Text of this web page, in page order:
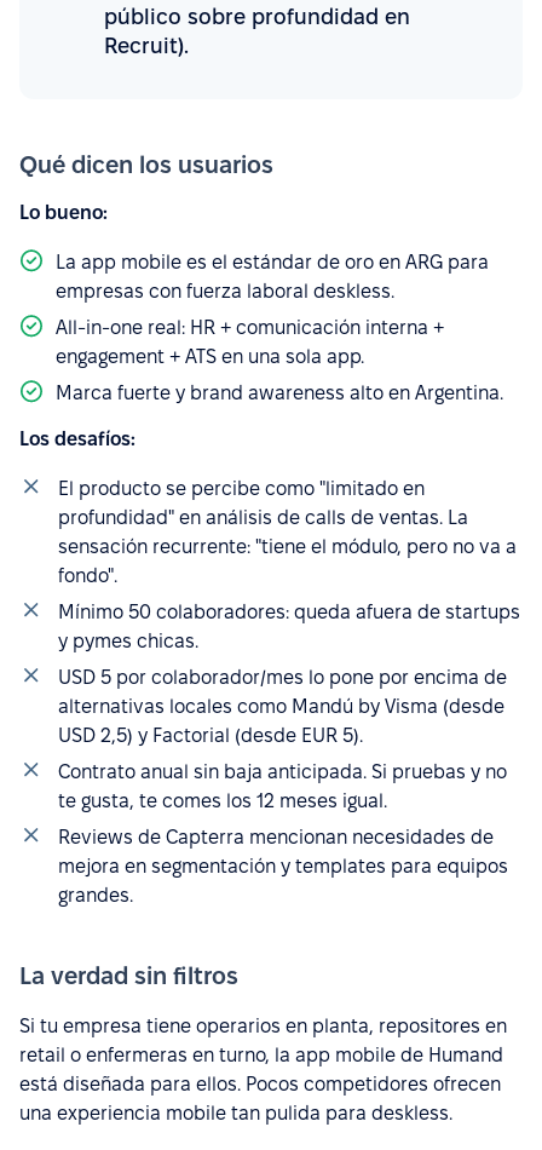
público sobre profundidad en
Recruit).
Qué dicen los usuarios
Lo bueno:
La app mobile es el estándar de oro en ARG para
empresas con fuerza laboral deskless.
All-in-one real: HR + comunicación interna +
engagement + ATS en una sola app.
Marca fuerte y brand awareness alto en Argentina.
Los desafíos:
El producto se percibe como "limitado en
profundidad" en análisis de calls de ventas. La
sensación recurrente: "tiene el módulo, pero no va a
fondo".
Mínimo 50 colaboradores: queda afuera de startups
y pymes chicas.
USD 5 por colaborador/mes lo pone por encima de
alternativas locales como Mandú by Visma (desde
USD 2,5) y Factorial (desde EUR 5).
Contrato anual sin baja anticipada. Si pruebas y no
te gusta, te comes los 12 meses igual.
Reviews de Capterra mencionan necesidades de
mejora en segmentación y templates para equipos
grandes.
La verdad sin filtros
Si tu empresa tiene operarios en planta, repositores en
retail o enfermeras en turno, la app mobile de Humand
está diseñada para ellos. Pocos competidores ofrecen
una experiencia mobile tan pulida para deskless.